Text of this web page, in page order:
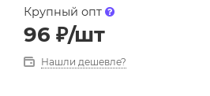
Крупный опт
96 ₽/шт
Нашли дешевле?